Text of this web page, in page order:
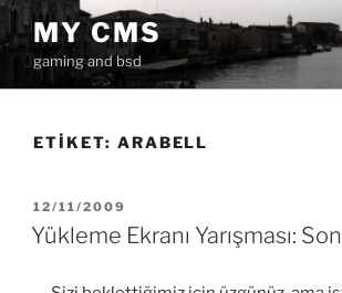
İçeriğe
geç MY CMS
gaming and bsd
ETIKET: ARABELL
YAYIM
TARIHI
12/11/2009
Yükleme Ekranı Yarışması: